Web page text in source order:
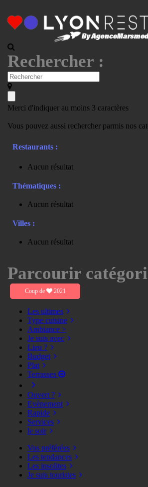
Rechercher :
Merci d'indiquer au moins 3 caractères
Vous pouvez aussi rechercher parmis nos
Restaurants :
Aucun résultat
Thématiques :
Aucun résultat
Villes :
Aucun résultat
Parcourir
Coup de 2021
Les ultimes
Type cuisine
Ambiance >
Je suis avec
Lieu ?
Budget
Plat
Terrasses
Ouvert ?
Evènement
Rapide
Services
le soir
Vos préférées
Les tendances
Les insolites
Je suis touristes